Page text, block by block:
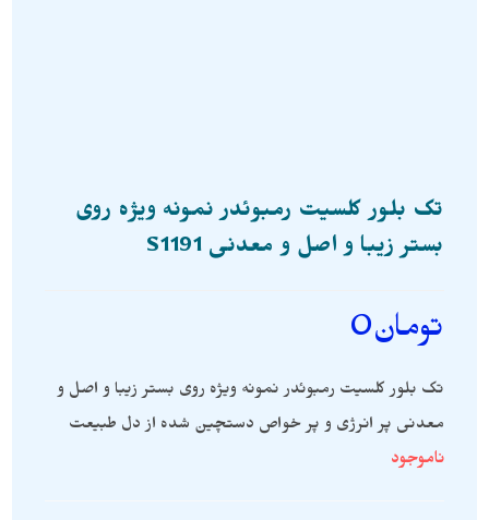
تک بلور کلسیت رمبوئدر نمونه ویژه روی
بستر زیبا و اصل و معدنی S1191
تومان0
تک بلور کلسیت رمبوئدر نمونه ویژه روی بستر زیبا و اصل و
معدنی پر انرژی و پر خواص دستچین شده از دل طبیعت
ناموجود